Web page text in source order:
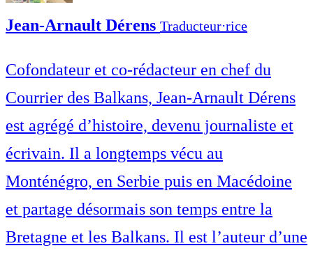
Jean-Arnault Dérens Traducteur⋅rice
Cofondateur et co-rédacteur en chef du
Courrier des Balkans, Jean-Arnault Dérens
est agrégé d’histoire, devenu journaliste et
écrivain. Il a longtemps vécu au
Monténégro, en Serbie puis en Macédoine
et partage désormais son temps entre la
Bretagne et les Balkans. Il est l’auteur d’une